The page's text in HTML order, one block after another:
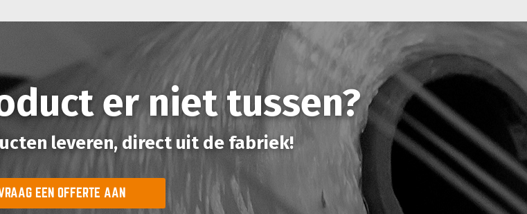
er niet tussen?
leveren, direct uit de fabriek!
EEN OFFERTE AAN